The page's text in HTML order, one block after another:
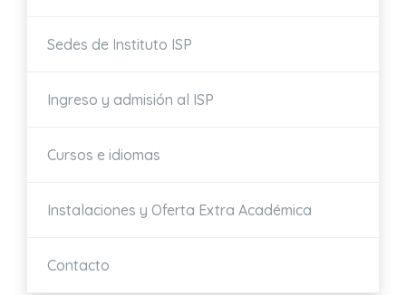
Sedes de Instituto ISP
Ingreso y admisión al ISP
Cursos e idiomas
Instalaciones y Oferta Extra Académica
Contacto